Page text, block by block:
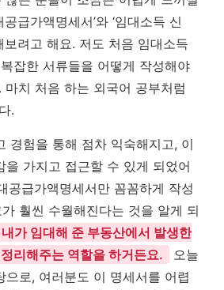
급가액명세서’와 ‘임대소득 신
보려고 해요. 저도 처음 임대소득
잡한 서류들을 어떻게 작성해야
마치 처음 하는 외국어 공부처럼
.
경험을 통해 점차 익숙해지고, 이
을 가지고 접근할 수 있게 되었어
공급가액명세서만 꼼꼼하게 작성
훨씬 수월해진다는 것을 알게 되
가 임대해 준 부동산에서 발생한
리해주는 역할을 하거든요.
오늘
으로, 여러분도 이 명세서를 어렵